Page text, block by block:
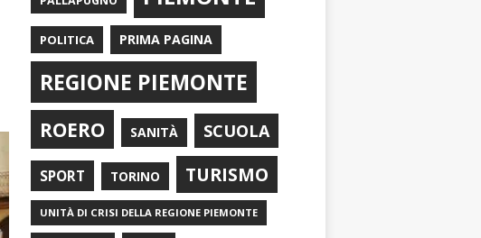
POLITICA PRIMA PAGINA
REGIONE PIEMONTE
ROERO SANITÀ SCUOLA
SPORT TORINO TURISMO
UNITÀ DI CRISI DELLA REGIONE PIEMONTE